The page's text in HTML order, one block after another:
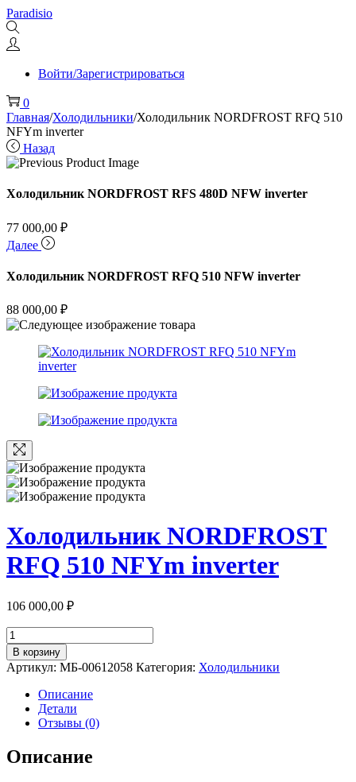
Перейти
к
навигации
Перейти
к
содержимому
Paradisio
Войти/Зарегистрироваться
0
Главная/Холодильники/Холодильник NORDFROST RFQ 510
NFYm inverter
Назад
Холодильник NORDFROST RFS 480D NFW inverter
77 000,00 ₽
Далее
Холодильник NORDFROST RFQ 510 NFW inverter
88 000,00 ₽
Холодильник NORDFROST
RFQ 510 NFYm inverter
106 000,00 ₽
Количество
товара
Холодильник
NORDFROST
RFQ
NFYm
inverter
В корзину
Артикул: МБ-00612058 Категория: Холодильники
Описание
Детали
Отзывы (0)
Описание